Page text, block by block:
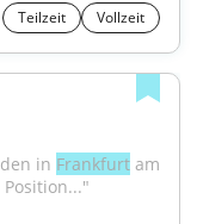
Teilzeit Vollzeit
in Frankfurt am